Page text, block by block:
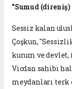
"Sumud (direniş)
Sessiz kalan
Çoşkun,
kurum ve
Vicdan sahibi
meydanları terk